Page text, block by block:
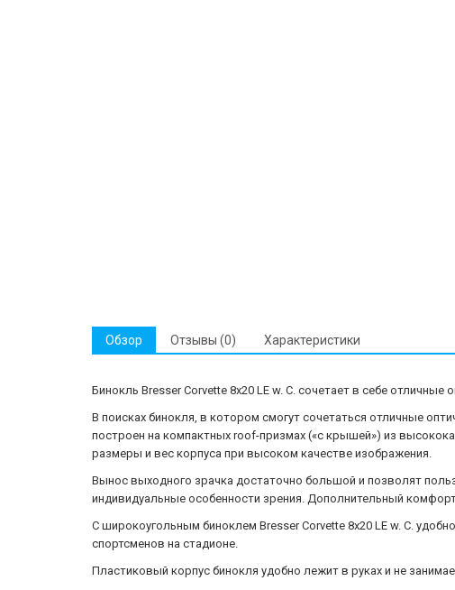
Обзор Отзывы (0) Характеристики
Бинокль Bresser Corvette 8x20 LE w. C. сочетает в себе
В поисках бинокля, в котором смогут сочетаться отличные
построен на компактных roof-призмах («с крышей») из
размеры и вес корпуса при высоком качестве изображения.
Вынос выходного зрачка достаточно большой и позволят
индивидуальные особенности зрения. Дополнительный
С широкоугольным биноклем Bresser Corvette 8x20 LE w. C.
спортсменов на стадионе.
Пластиковый корпус бинокля удобно лежит в руках и не